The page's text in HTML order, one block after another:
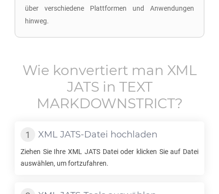
über verschiedene Plattformen und Anwendungen
hinweg.
Wie konvertiert man XML
JATS in TEXT
MARKDOWNSTRICT?
XML JATS-Datei hochladen
Ziehen Sie IhreXML JATSDatei oder klicken Sie auf Datei
auswählen, um fortzufahren.